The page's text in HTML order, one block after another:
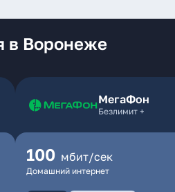
в Воронеже
МегаФон
Безлимит +
100 мбит/сек
Домашний интернет